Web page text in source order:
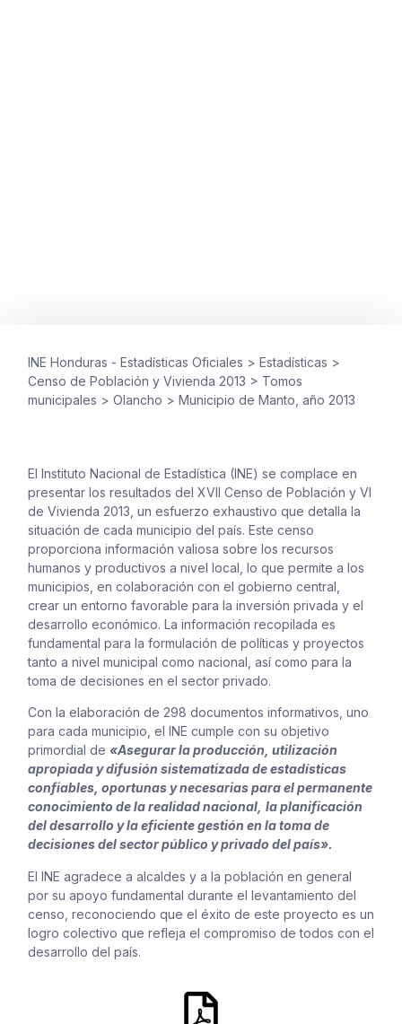
INE Honduras - Estadísticas Oficiales > Estadísticas >
Censo de Población y Vivienda 2013 > Tomos
municipales > Olancho > Municipio de Manto, año 2013
El Instituto Nacional de Estadística (INE) se complace en
presentar los resultados del XVII Censo de Población y VI
de Vivienda 2013, un esfuerzo exhaustivo que detalla la
situación de cada municipio del país. Este censo
proporciona información valiosa sobre los recursos
humanos y productivos a nivel local, lo que permite a los
municipios, en colaboración con el gobierno central,
crear un entorno favorable para la inversión privada y el
desarrollo económico. La información recopilada es
fundamental para la formulación de políticas y proyectos
tanto a nivel municipal como nacional, así como para la
toma de decisiones en el sector privado.
Con la elaboración de 298 documentos informativos, uno
para cada municipio, el INE cumple con su objetivo
primordial de «Asegurar la producción, utilización
apropiada y difusión sistematizada de estadísticas
confiables, oportunas ynecesarias para el permanente
conocimiento de la realidad nacional, la planificación
del desarrollo y la eficiente gestión en la toma de
decisiones del sector público y privado del país».
El INE agradece a alcaldes y a la población en general
por su apoyo fundamental durante el levantamiento del
censo, reconociendo que el éxito de este proyecto es un
logro colectivo que refleja el compromiso de todos con el
desarrollo del país.